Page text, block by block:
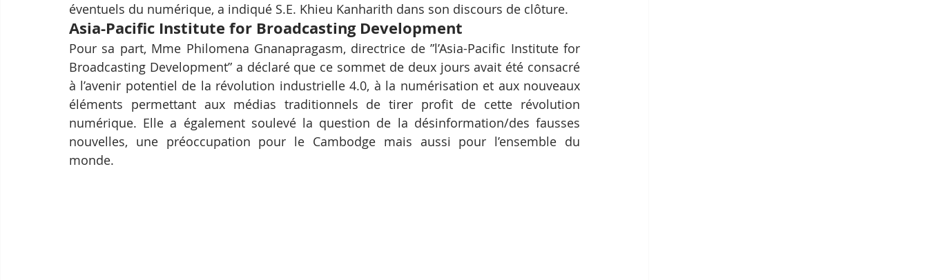
éventuels du numérique, a indiqué S.E. Khieu Kanharith dans son discours de clôture.
Asia-Pacific Institute for Broadcasting Development
Pour sa part, Mme Philomena Gnanapragasm, directrice de ”l’Asia-Pacific Institute for
Broadcasting Development” a déclaré que ce sommet de deux jours avait été consacré
à l’avenir potentiel de la révolution industrielle 4.0, à la numérisation et aux nouveaux
éléments permettant aux médias traditionnels de tirer profit de cette révolution
numérique. Elle a également soulevé la question de la désinformation/des fausses
nouvelles, une préoccupation pour le Cambodge mais aussi pour l’ensemble du
monde.